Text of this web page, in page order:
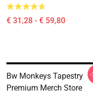
€ 31,28 - € 59,80
Bw Monkeys Tapestry
Premium Merch Store